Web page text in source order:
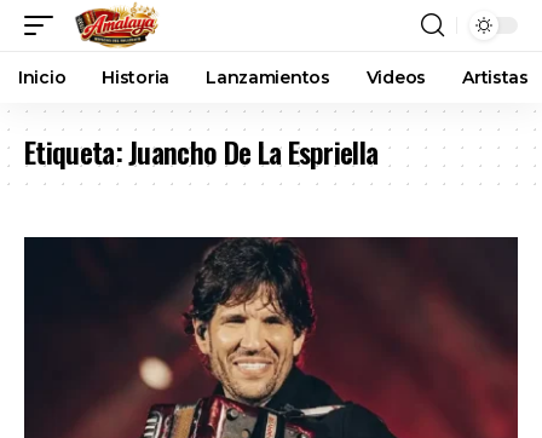
Inicio Historia Lanzamientos Videos Artistas
Etiqueta:Juancho De La Espriella